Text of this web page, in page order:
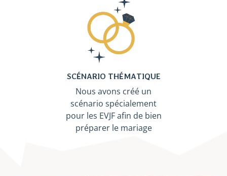
SCÉNARIO THÉMATIQUE
Nous avons créé un
scénario spécialement
pour les EVJF afin de bien
préparer le mariage